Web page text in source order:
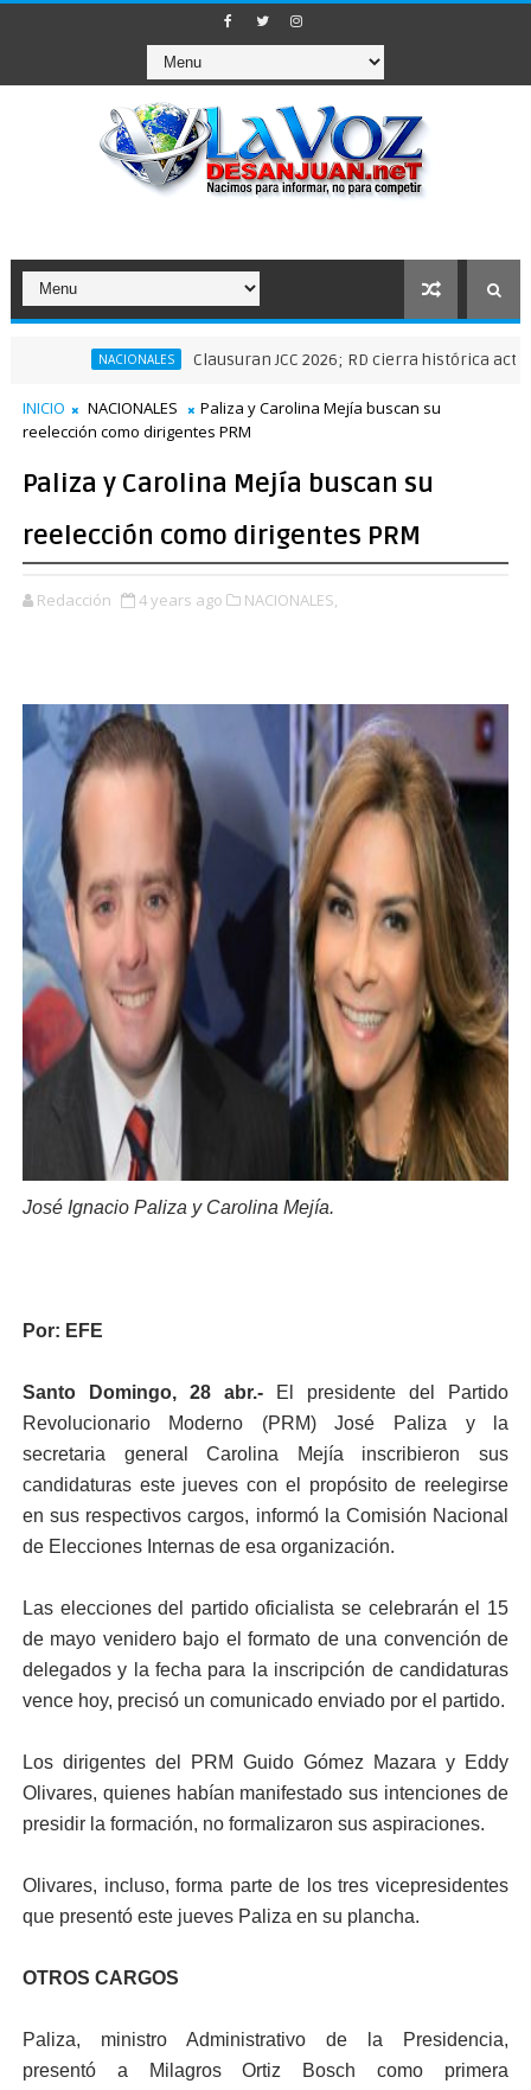
NACIONALES Clausuran JCC 2026; RD cierra histórica actuación
INICIO NACIONALES
Paliza y Carolina Mejía buscan su
reelección como dirigentes PRM
Paliza y Carolina Mejía buscan su
reelección como dirigentes PRM
Redacción 4 years ago NACIONALES,
José Ignacio Paliza y Carolina Mejía.
Por: EFE
Santo Domingo, 28 abr.-
El presidente del Partido
Revolucionario Moderno (PRM) José Paliza y la
secretaria general Carolina Mejía inscribieron sus
candidaturas este jueves con el propósito de reelegirse
en sus respectivos cargos, informó la Comisión Nacional
de Elecciones Internas de esa organización.
Las elecciones del partido oficialista se celebrarán el 15
de mayo venidero bajo el formato de una convención de
delegados y la fecha para la inscripción de candidaturas
vence hoy, precisó un comunicado enviado por el partido.
Los dirigentes del PRM Guido Gómez Mazara y Eddy
Olivares, quienes habían manifestado sus intenciones de
presidir la formación, no formalizaron sus aspiraciones.
Olivares, incluso, forma parte de los tres vicepresidentes
que presentó este jueves Paliza en su plancha.
OTROS CARGOS
Paliza, ministro Administrativo de la Presidencia,
presentó a Milagros Ortiz Bosch como primera